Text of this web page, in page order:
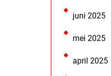
juni 2025
mei 2025
april 2025